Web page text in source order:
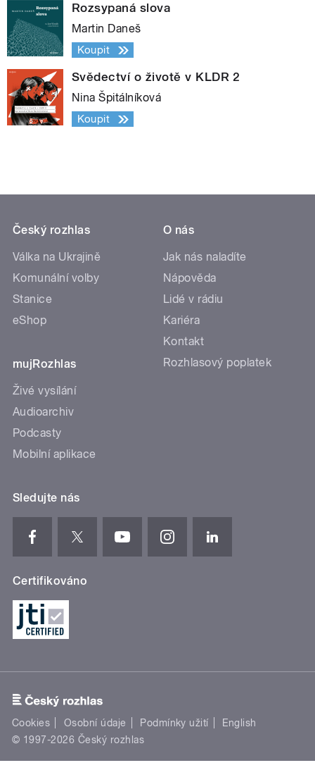
Rozsypaná slova
Martin Daneš
Koupit
Svědectví o životě v KLDR 2
Nina Špitálníková
Koupit
Český rozhlas
Válka na Ukrajině
Komunální volby
Stanice
eShop
mujRozhlas
Živé vysílání
Audioarchiv
Podcasty
Mobilní aplikace
O nás
Jak nás naladíte
Nápověda
Lidé v rádiu
Kariéra
Kontakt
Rozhlasový poplatek
Sledujte nás
Certifikováno
Cookies Osobní údaje Podmínky užití
English
© 1997-2026 Český rozhlas